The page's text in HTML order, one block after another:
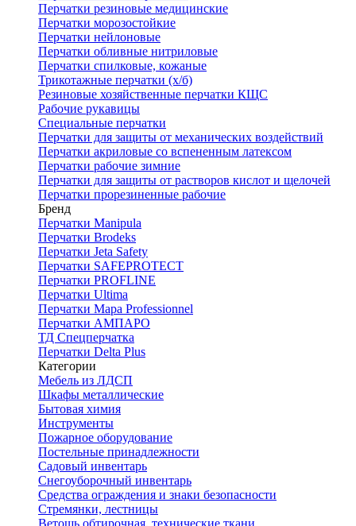
Перчатки резиновые медицинские
Перчатки морозостойкие
Перчатки нейлоновые
Перчатки обливные нитриловые
Перчатки спилковые, кожаные
Трикотажные перчатки (х/б)
Резиновые хозяйственные перчатки КЩС
Рабочие рукавицы
Специальные перчатки
Перчатки для защиты от механических воздействий
Перчатки акриловые со вспененным латексом
Перчатки рабочие зимние
Перчатки для защиты от растворов кислот и щелочей
Перчатки прорезиненные рабочие
Бренд
Перчатки Manipula
Перчатки Brodeks
Перчатки Jeta Safety
Перчатки SAFEPROTECT
Перчатки PROFLINE
Перчатки Ultima
Перчатки Мара Professionnel
Перчатки АМПАРО
ТД Спецперчатка
Перчатки Delta Plus
Категории
Мебель из ЛДСП
Шкафы металлические
Бытовая химия
Инструменты
Пожарное оборудование
Постельные принадлежности
Садовый инвентарь
Снегоуборочный инвентарь
Средства ограждения и знаки безопасности
Стремянки, лестницы
Ветошь обтирочная, технические ткани